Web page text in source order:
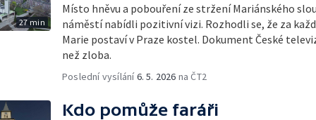
27 min
Místo hněvu a pobouření ze stržení Mariánského
náměstí nabídli pozitivní vizi. Rozhodli se, že za
Marie postaví v Praze kostel. Dokument České
než zloba.
Poslední vysílání6. 5. 2026 na ČT2
Kdo pomůže faráři